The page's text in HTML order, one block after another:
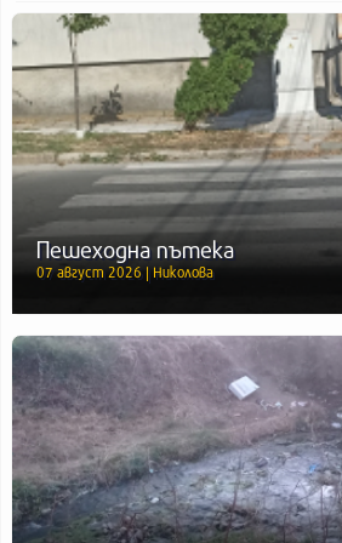
Пешеходна пътека
07 август 2026 | Николова